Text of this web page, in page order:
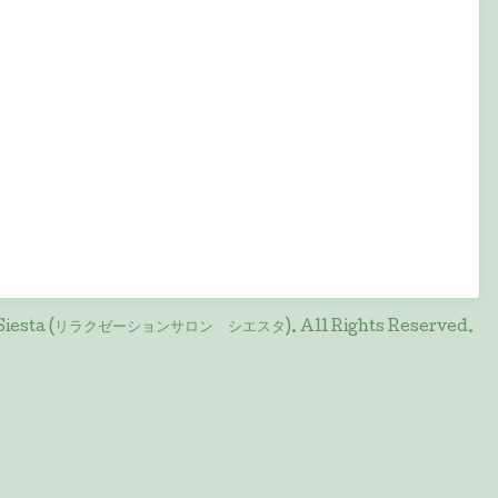
(リラクゼーションサロン シエスタ). All Rights Reserved.